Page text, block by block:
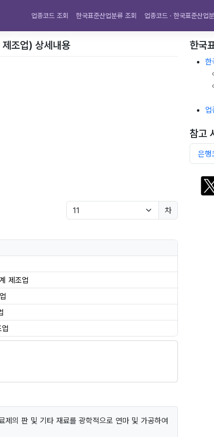
업종코드 조회 한국표준산업분류 조회 업종코드 · 한국표준산업
조업) 상세내용
차
제조업
의 판 및 기타 재료를 광학적으로 연마 및 가공하여
한국
한
참고
은행